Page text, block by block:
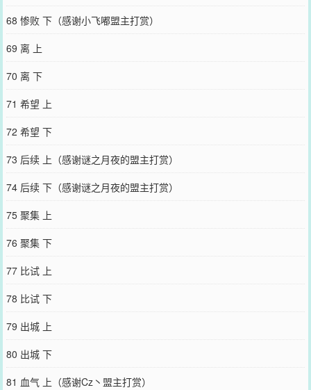
68 惨败 下（感谢小飞嘟盟主打赏）
69 离 上
70 离 下
71 希望 上
72 希望 下
73 后续 上（感谢谜之月夜的盟主打赏）
74 后续 下（感谢谜之月夜的盟主打赏）
75 聚集 上
76 聚集 下
77 比试 上
78 比试 下
79 出城 上
80 出城 下
81 血气 上（感谢Cz丶盟主打赏）